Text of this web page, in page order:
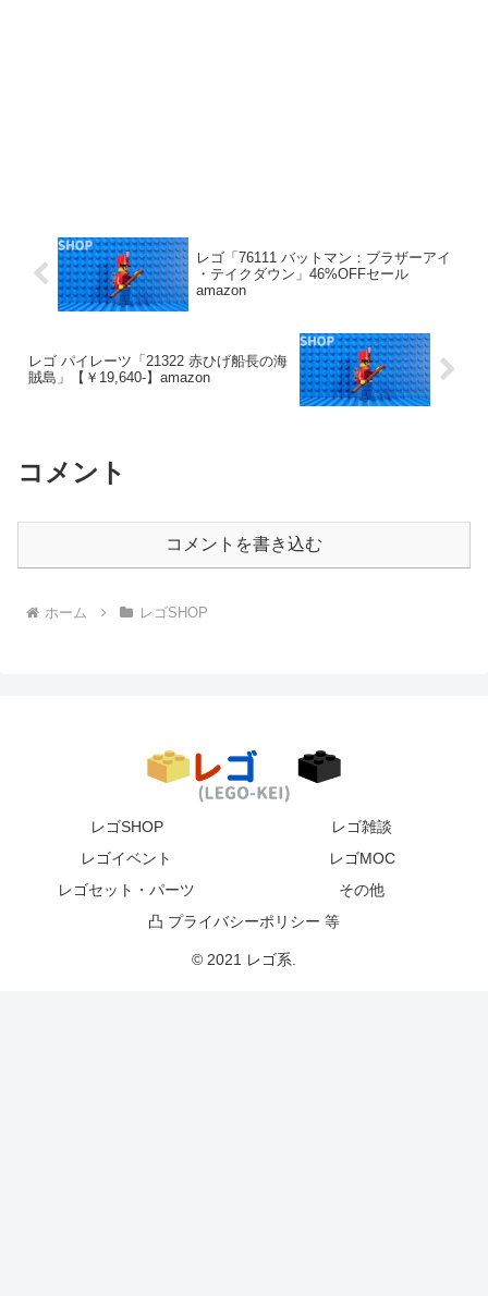
レゴ「76111 バットマン：ブラザーアイ
・テイクダウン」46%OFFセール
amazon
レゴ パイレーツ「21322 赤ひげ船長の海
賊島」【￥19,640-】amazon
コメント
コメントを書き込む
ホーム レゴSHOP
レゴSHOP
レゴ雑談
レゴイベント
レゴMOC
レゴセット・パーツ
その他
凸 プライバシーポリシー 等
© 2021 レゴ系.